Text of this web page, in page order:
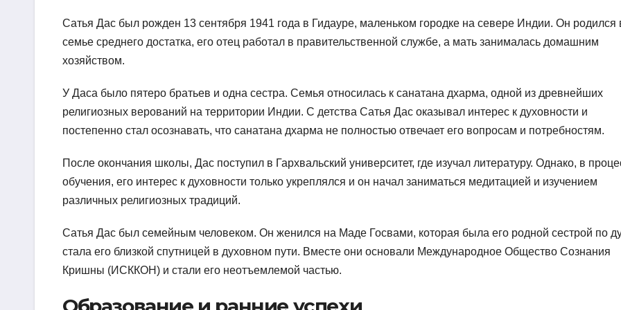
Сатья Дас был рожден 13 сентября 1941 года в Гидауре, маленьком городке на севере Индии. Он родился
семье среднего достатка, его отец работал в правительственной службе, а мать занималась домашним
хозяйством.
У Даса было пятеро братьев и одна сестра. Семья относилась к санатана дхарма, одной из древнейших
религиозных верований на территории Индии. С детства Сатья Дас оказывал интерес к духовности и
постепенно стал осознавать, что санатана дхарма не полностью отвечает его вопросам и потребностям.
После окончания школы, Дас поступил в Гархвальский университет, где изучал литературу. Однако, в
обучения, его интерес к духовности только укреплялся и он начал заниматься медитацией и изучением
различных религиозных традиций.
Сатья Дас был семейным человеком. Он женился на Маде Госвами, которая была его родной сестрой по
стала его близкой спутницей в духовном пути. Вместе они основали Международное Общество Сознания
Кришны (ИСККОН) и стали его неотъемлемой частью.